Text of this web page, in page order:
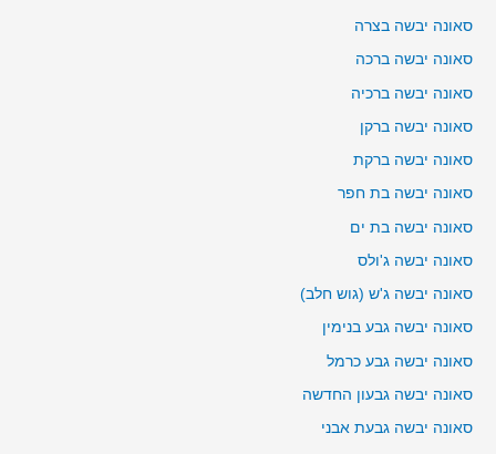
סאונה יבשה בצרה
סאונה יבשה ברכה
סאונה יבשה ברכיה
סאונה יבשה ברקן
סאונה יבשה ברקת
סאונה יבשה בת חפר
סאונה יבשה בת ים
סאונה יבשה ג'ולס
סאונה יבשה ג'ש (גוש חלב)
סאונה יבשה גבע בנימין
סאונה יבשה גבע כרמל
סאונה יבשה גבעון החדשה
סאונה יבשה גבעת אבני